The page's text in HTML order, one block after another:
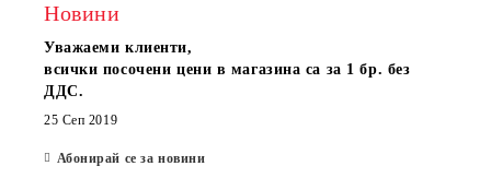
Новини
Уважаеми клиенти,
всички посочени цени в магазина са за 1 бр. без
ДДС.
25 Сеп 2019
Абонирай се за новини